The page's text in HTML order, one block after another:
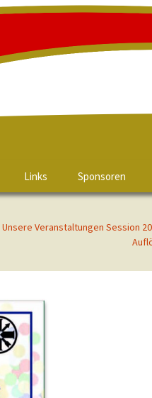
Links Sponsoren
Unsere Veranstaltungen Session